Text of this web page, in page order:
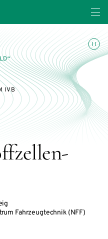
Menü
IVB
Fahrzeugtechnik (NFF)